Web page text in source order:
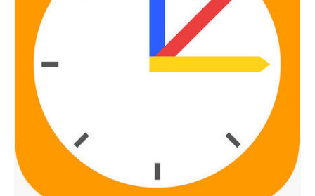
EN IMAGES
EDUCATION SEXUELLE
SÉANCES PARENTS
ACTIVITÉS ET ÉVÈNEMENTS
ABSENCES
ACCIDENTS
DEVOIRS ASSISTÉS
COURS FACULTATIFS
TRAVAILLEUSE SOCIALE SCOLAIRE
ORIENTATION PROFESSIONNELLE
ECHANGES ET SÉJOURS LINGUISTIQUES
TUTORIELS MITIC
CONCIERGERIE
RESTAURANT SCOLAIRE
MÉDIATHÈQUE
SALLE D'ÉTUDE
BESOINS ÉDUCATIFS PARTICULIERS
ACCÈS
BROCHURE
DOCUMENTS ADMINISTRATIFS
VACANCES SCOLAIRES
RÉSERVATION DE SALLES
Contact